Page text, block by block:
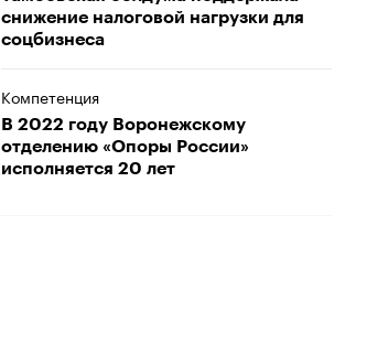
снижение налоговой нагрузки для
соцбизнеса
Компетенция
В 2022 году Воронежскому
отделению «Опоры России»
исполняется 20 лет